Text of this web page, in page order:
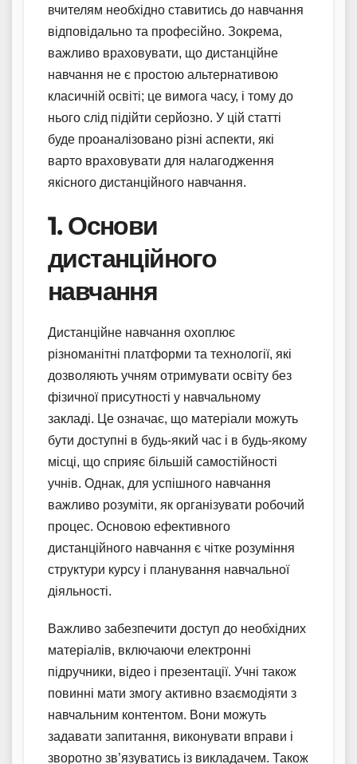
вчителям необхідно ставитись до навчання
відповідально та професійно. Зокрема,
важливо враховувати, що дистанційне
навчання не є простою альтернативою
класичній освіті; це вимога часу, і тому до
нього слід підійти серйозно. У цій статті
буде проаналізовано різні аспекти, які
варто враховувати для налагодження
якісного дистанційного навчання.
1. Основи
дистанційного
навчання
Дистанційне навчання охоплює
різноманітні платформи та технології, які
дозволяють учням отримувати освіту без
фізичної присутності у навчальному
закладі. Це означає, що матеріали можуть
бути доступні в будь-який час і в будь-якому
місці, що сприяє більшій самостійності
учнів. Однак, для успішного навчання
важливо розуміти, як організувати робочий
процес. Основою ефективного
дистанційного навчання є чітке розуміння
структури курсу і планування навчальної
діяльності.
Важливо забезпечити доступ до необхідних
матеріалів, включаючи електронні
підручники, відео і презентації. Учні також
повинні мати змогу активно взаємодіяти з
навчальним контентом. Вони можуть
задавати запитання, виконувати вправи і
зворотно зв’язуватись із викладачем. Також